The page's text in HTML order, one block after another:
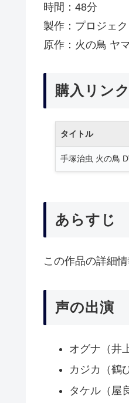
時間：48分
製作：プロジェ
原作：火の鳥 ヤ
購入リンク
タイトル
手塚治虫 火の鳥
あらすじ
この作品の詳細
声の出演
オグナ（井
カジカ（鶴
タケル（屋